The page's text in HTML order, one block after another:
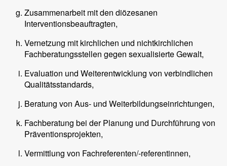
Zusammenarbeit mit den diözesanen
Interventionsbeauftragten,
Vernetzung mit kirchlichen und nichtkirchlichen
Fachberatungsstellen gegen sexualisierte Gewalt,
Evaluation und Weiterentwicklung von verbindlichen
Qualitätsstandards,
Beratung von Aus- und Weiterbildungseinrichtungen,
Fachberatung bei der Planung und Durchführung von
Präventionsprojekten,
Vermittlung von Fachreferenten/-referentinnen,